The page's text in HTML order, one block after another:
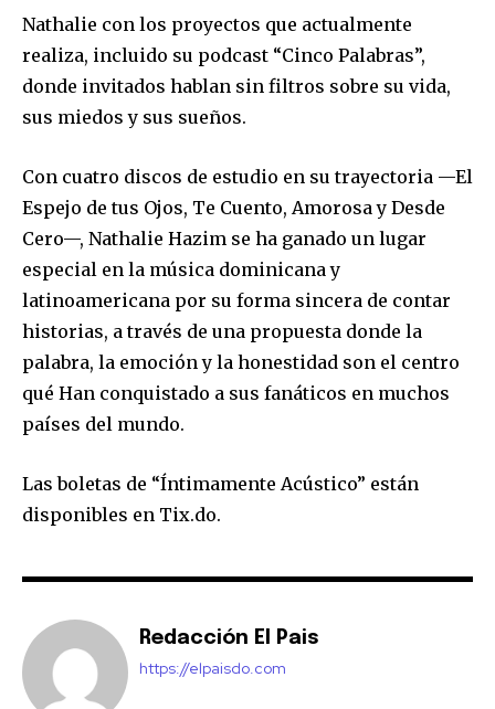
Nathalie con los proyectos que actualmente
realiza, incluido su podcast “Cinco Palabras”,
donde invitados hablan sin filtros sobre su vida,
sus miedos y sus sueños.
Con cuatro discos de estudio en su trayectoria —El
Espejo de tus Ojos, Te Cuento, Amorosa y Desde
Cero—, Nathalie Hazim se ha ganado un lugar
especial en la música dominicana y
latinoamericana por su forma sincera de contar
historias, a través de una propuesta donde la
palabra, la emoción y la honestidad son el centro
qué Han conquistado a sus fanáticos en muchos
países del mundo.
Las boletas de “Íntimamente Acústico” están
disponibles en Tix.do.
Redacción El Pais
https://elpaisdo.com